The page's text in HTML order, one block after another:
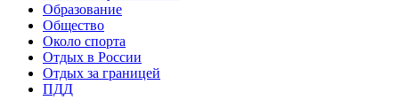
Образование
Общество
Около спорта
Отдых в России
Отдых за границей
ПДД